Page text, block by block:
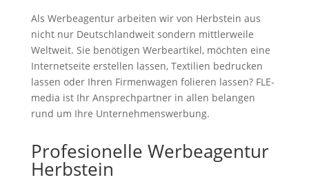
Als Werbeagentur arbeiten wir von Herbstein aus
nicht nur Deutschlandweit sondern mittlerweile
Weltweit. Sie benötigen Werbeartikel, möchten eine
Internetseite erstellen lassen, Textilien bedrucken
lassen oder Ihren Firmenwagen folieren lassen? FLE-
media ist Ihr Ansprechpartner in allen belangen
rund um Ihre Unternehmenswerbung.
Profesionelle Werbeagentur
Herbstein